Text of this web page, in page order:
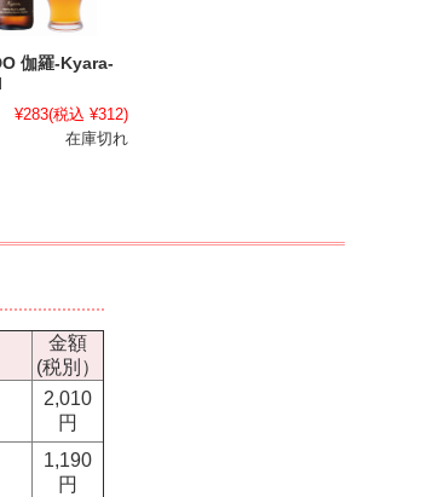
伽羅-Kyara-
¥283(税込 ¥312)
在庫切れ
金額
(税別）
2,010
円
1,190
円